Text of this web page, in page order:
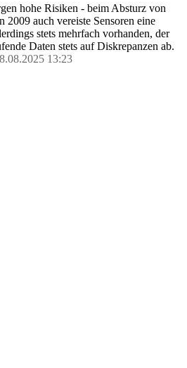
hohe Risiken - beim Absturz von
2009 auch vereiste Sensoren eine
stets mehrfach vorhanden, der
Daten stets auf Diskrepanzen ab.
13:23